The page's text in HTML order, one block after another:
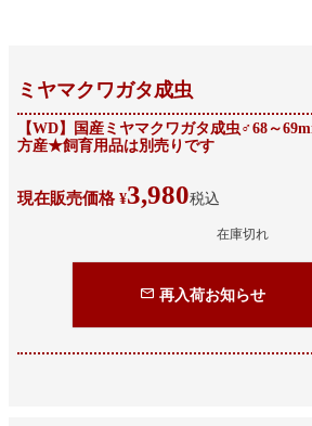
ミヤマクワガタ成虫
【WD】国産ミヤマクワガタ成虫♂68～
方産★飼育用品は別売りです
現在販売価格 ¥3,980税込
在庫切れ
再入荷お知らせ